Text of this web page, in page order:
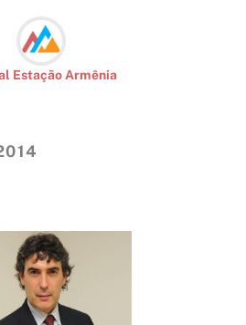
Estação Armênia